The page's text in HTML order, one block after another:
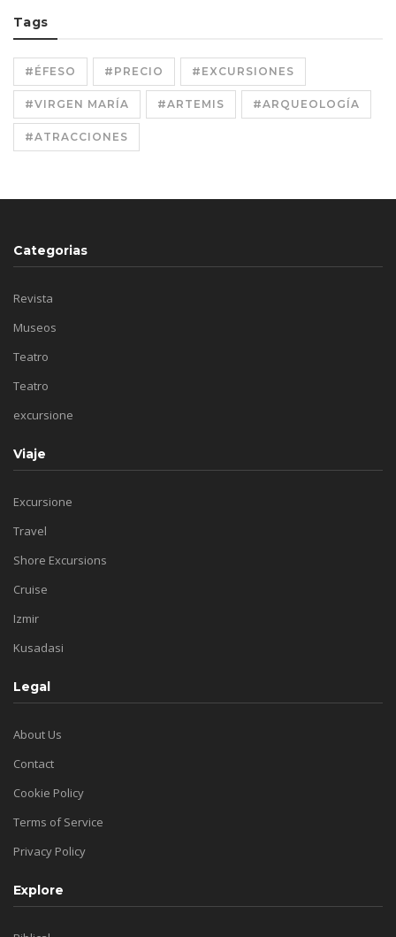
Tags
#ÉFESO #PRECIO #EXCURSIONES
#VIRGEN MARÍA #ARTEMIS #ARQUEOLOGÍA
#ATRACCIONES
Categorias
Revista
Museos
Teatro
Teatro
excursione
Viaje
Excursione
Travel
Shore Excursions
Cruise
Izmir
Kusadasi
Legal
About Us
Contact
Cookie Policy
Terms of Service
Privacy Policy
Explore